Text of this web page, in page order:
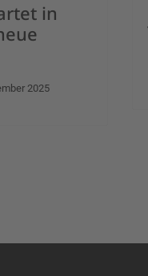
in
2025